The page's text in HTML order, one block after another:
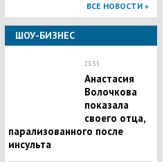
ВСЕ НОВОСТИ »
ШОУ-БИЗНЕС
23:53
Анастасия
Волочкова
показала
своего отца,
парализованного после
инсульта